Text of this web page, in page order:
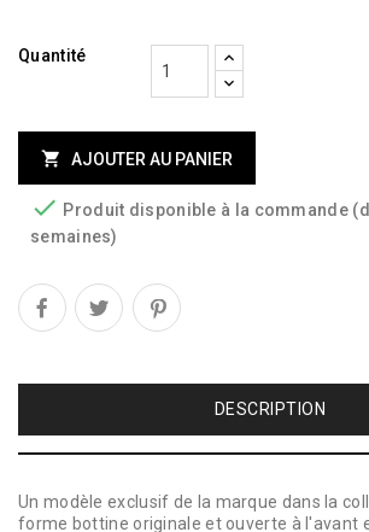
Quantité
 AJOUTER AU PANIER
 Produit disponible à la commande
semaines)
DESCRIPTION
Un modèle exclusif de la marque dans la
forme bottine originale et ouverte à l'avant